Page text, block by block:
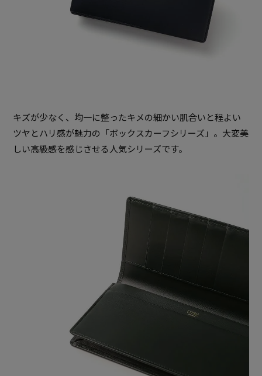
キズが少なく、均一に整ったキメの細かい肌合いと程よい
ツヤとハリ感が魅力の「ボックスカーフシリーズ」。大変美
しい高級感を感じさせる人気シリーズです。